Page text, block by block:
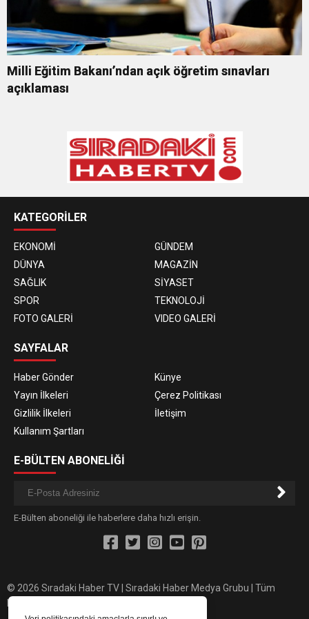
Milli Eğitim Bakanı’ndan açık öğretim sınavları
açıklaması
KATEGORİLER
EKONOMİ
GÜNDEM
DÜNYA
MAGAZİN
SAĞLIK
SİYASET
SPOR
TEKNOLOJİ
FOTO GALERİ
VIDEO GALERİ
SAYFALAR
Haber Gönder
Künye
Yayın İlkeleri
Çerez Politikası
Gizlilik İlkeleri
İletişim
Kullanım Şartları
E-BÜLTEN ABONELİĞİ
E-Bülten aboneliği ile haberlere daha hızlı erişin.
© 2026 Sıradaki Haber TV | Sıradaki Haber Medya Grubu | Tüm
hakları saklıdır.